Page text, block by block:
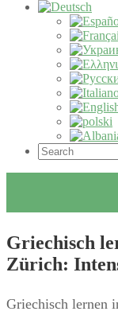
Griechisch
Zürich:
Griechisch lernen